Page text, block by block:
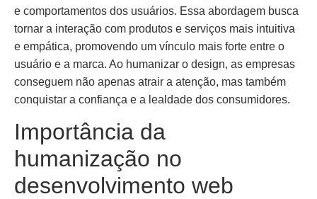
e comportamentos dos usuários. Essa abordagem busca
tornar a interação com produtos e serviços mais intuitiva
e empática, promovendo um vínculo mais forte entre o
usuário e a marca. Ao humanizar o design, as empresas
conseguem não apenas atrair a atenção, mas também
conquistar a confiança e a lealdade dos consumidores.
Importância da
humanização no
desenvolvimento web